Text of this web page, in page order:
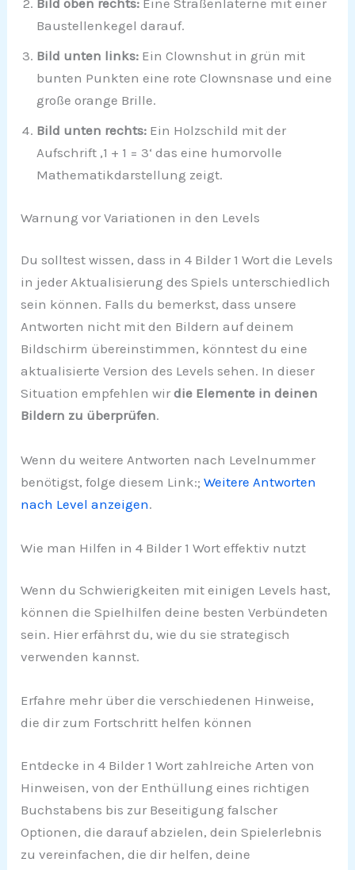
Bild oben rechts: Eine Straßenlaterne mit einer
Baustellenkegel darauf.
Bild unten links: Ein Clownshut in grün mit
bunten Punkten eine rote Clownsnase und eine
große orange Brille.
Bild unten rechts: Ein Holzschild mit der
Aufschrift ‚1 + 1 = 3‘ das eine humorvolle
Mathematikdarstellung zeigt.
Warnung vor Variationen in den Levels
Du solltest wissen, dass in 4 Bilder 1 Wort die Levels
in jeder Aktualisierung des Spiels unterschiedlich
sein können. Falls du bemerkst, dass unsere
Antworten nicht mit den Bildern auf deinem
Bildschirm übereinstimmen, könntest du eine
aktualisierte Version des Levels sehen. In dieser
Situation empfehlen wirdie Elemente in deinen
Bildern zu überprüfen.
Wenn du weitere Antworten nach Levelnummer
benötigst, folge diesem Link:;Weitere Antworten
nach Level anzeigen.
Wie man Hilfen in 4 Bilder 1 Wort effektiv nutzt
Wenn du Schwierigkeiten mit einigen Levels hast,
können die Spielhilfen deine besten Verbündeten
sein. Hier erfährst du, wie du sie strategisch
verwenden kannst.
Erfahre mehr über die verschiedenen Hinweise,
die dir zum Fortschritt helfen können
Entdecke in 4 Bilder 1 Wort zahlreiche Arten von
Hinweisen, von der Enthüllung eines richtigen
Buchstabens bis zur Beseitigung falscher
Optionen, die darauf abzielen, dein Spielerlebnis
zu vereinfachen, die dir helfen, deine